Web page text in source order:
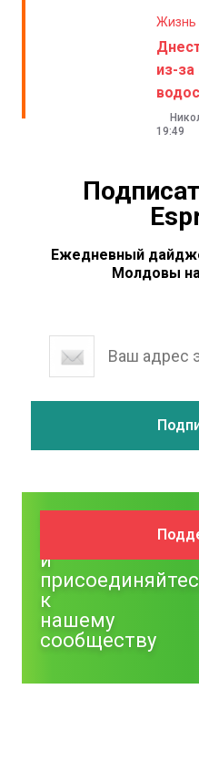
Жизнь
из-за
19:49
Ежедневный
Молдовы
и
к
нашему
сообществу